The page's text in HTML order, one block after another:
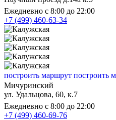
Ежедневно с 8:00 до 22:00
+7 (499) 460-63-34
построить маршрут построить
Мичуринский
ул. Удальцова, 60, к.7
Ежедневно с 8:00 до 22:00
+7 (499) 460-69-76